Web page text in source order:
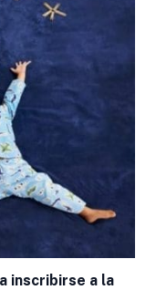
inscribirse a la